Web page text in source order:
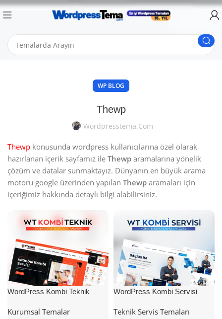
WP BLOG
Thewp
Wordpresstema.com
Thewp konusunda wordpress kullanıcılarına özel olarak
hazırlanan içerik sayfamız ile Thewp aramalarına yönelik
çözüm ve datalar sunmaktayız. Dünyanın en büyük arama
motoru google üzerinden yapılan Thewp aramaları için
içeriğimiz hakkında detaylı bilgi alabilirsiniz.
WordPress Kombi Teknik
Kurumsal Temalar
WordPress Kombi Servisi
Teknik Servis Temaları